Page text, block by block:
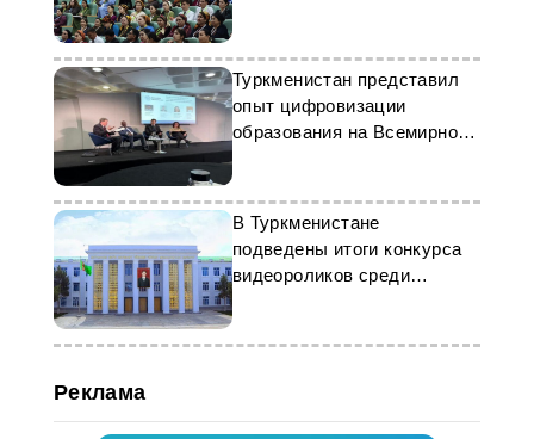
английского языка
Туркменистан представил
опыт цифровизации
образования на Всемирном
форуме в Лондоне
В Туркменистане
подведены итоги конкурса
видеороликов среди
студентов
Реклама